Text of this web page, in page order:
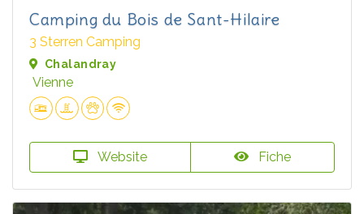
Camping du Bois de Sant-Hilaire
3 Sterren Camping
Chalandray
Vienne
Website Fiche